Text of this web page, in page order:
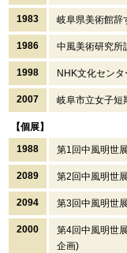
1983 岐阜県美術館辞
1986 中風美術研究所
1998 NHK文化セン
2007 岐阜市立女子短
【個展】
1988
第1回中風明世
2089 第2回中風明世
2094 第3回中風明世
2000
第4回中風明世
企画)